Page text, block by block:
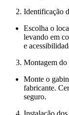
Identificação
Escolha o
levando em
e
Montagem do
Monte o
fabricante.
seguro.